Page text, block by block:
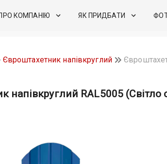
КОМПАНІЮ ЯК ПРИДБАТИ
Євроштахетник напівкруглий
напівкруглий RAL5005